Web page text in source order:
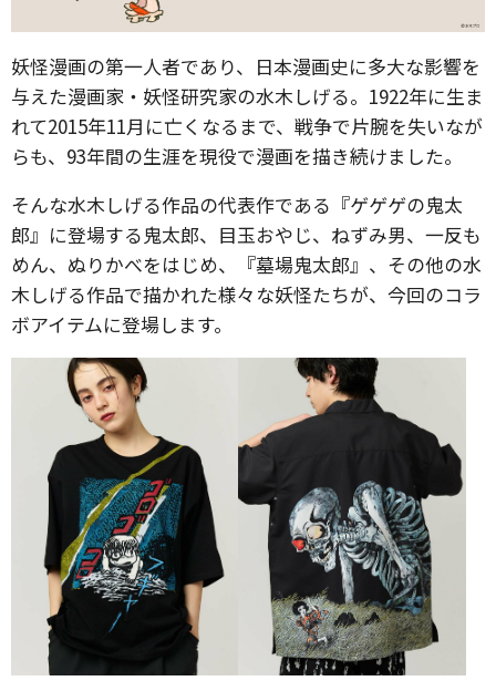
妖怪漫画の第一人者であり、日本漫画史に多大な影響を
与えた漫画家・妖怪研究家の水木しげる。1922年に生ま
れて2015年11月に亡くなるまで、戦争で片腕を失いなが
らも、93年間の生涯を現役で漫画を描き続けました。
そんな水木しげる作品の代表作である『ゲゲゲの鬼太
郎』に登場する鬼太郎、目玉おやじ、ねずみ男、一反も
めん、ぬりかべをはじめ、『墓場鬼太郎』、その他の水
木しげる作品で描かれた様々な妖怪たちが、今回のコラ
ボアイテムに登場します。